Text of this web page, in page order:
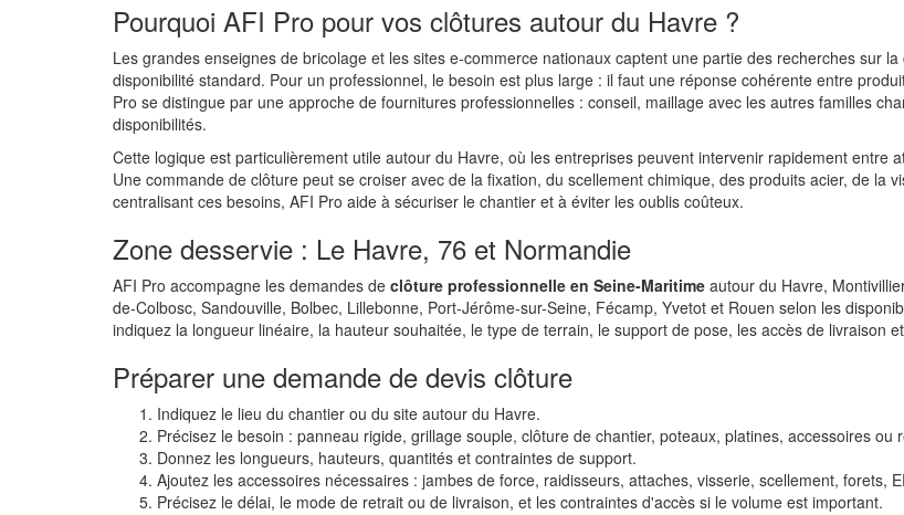
Pourquoi AFI Pro pour vos clôtures autour du Havre ?
Les grandes enseignes de bricolage et les sites e-commerce nationaux captent une partie des recherches sur
disponibilité standard. Pour un professionnel, le besoin est plus large : il faut une réponse cohérente entre
Pro se distingue par une approche de fournitures professionnelles : conseil, maillage avec les autres familles
disponibilités.
Cette logique est particulièrement utile autour du Havre, où les entreprises peuvent intervenir rapidement entre
Une commande de clôture peut se croiser avec de la fixation, du scellement chimique, des produits acier, de la
centralisant ces besoins, AFI Pro aide à sécuriser le chantier et à éviter les oublis coûteux.
Zone desservie : Le Havre, 76 et Normandie
AFI Pro accompagne les demandes de clôture professionnelle en Seine-Maritime autour du Havre,
de-Colbosc, Sandouville, Bolbec, Lillebonne, Port-Jérôme-sur-Seine, Fécamp, Yvetot et Rouen selon les
indiquez la longueur linéaire, la hauteur souhaitée, le type de terrain, le support de pose, les accès de livraison
Préparer une demande de devis clôture
Indiquez le lieu du chantier ou du site autour du Havre.
Précisez le besoin : panneau rigide, grillage souple, clôture de chantier, poteaux, platines, accessoires ou
Donnez les longueurs, hauteurs, quantités et contraintes de support.
Ajoutez les accessoires nécessaires : jambes de force, raidisseurs, attaches, visserie, scellement, forets,
Précisez le délai, le mode de retrait ou de livraison, et les contraintes d'accès si le volume est important.